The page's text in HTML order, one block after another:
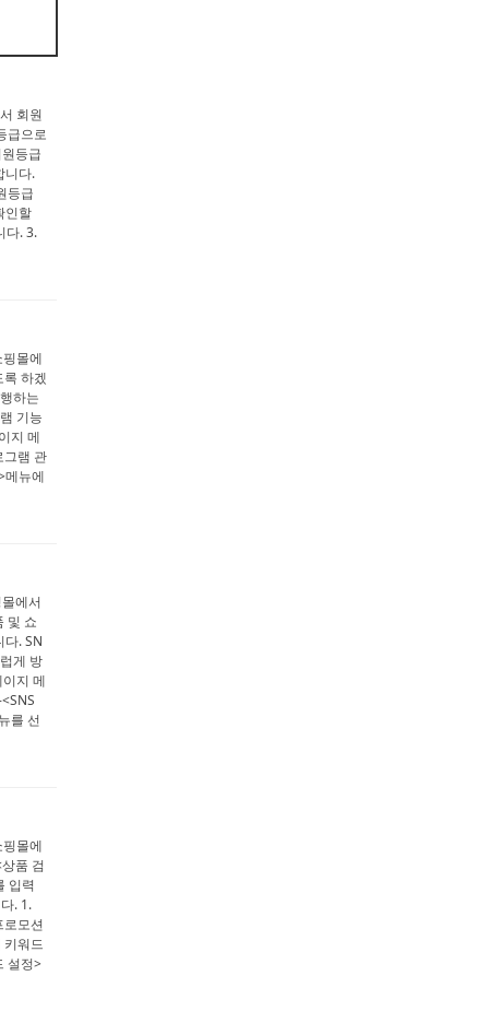
회원
급으로
등급
니다.
등급
인할
다. 3.
몰에
하겠
하는
기능
지 메
그램 관
메뉴에
에서
및 쇼
다. SN
게 방
지 메
를 선
몰에
품 검
입력
. 1.
로모션
워드
설정>